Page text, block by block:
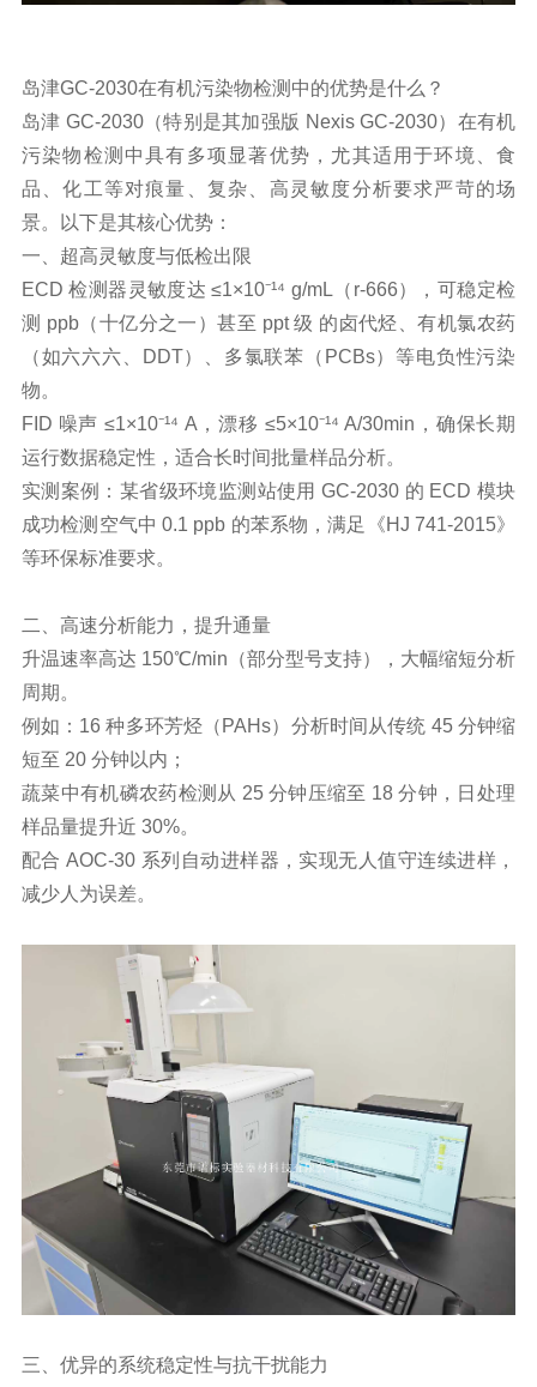
岛津GC-2030在有机污染物检测中的优势是什么？
岛津 GC-2030（特别是其加强版 Nexis GC-2030）在有机
污染物检测中具有多项显著优势，尤其适用于环境、食
品、化工等对痕量、复杂、高灵敏度分析要求严苛的场
景。以下是其核心优势：
一、超高灵敏度与低检出限
ECD 检测器灵敏度达 ≤1×10⁻¹⁴ g/mL（r-666），可稳定检
测 ppb（十亿分之一）甚至 ppt 级 的卤代烃、有机氯农药
（如六六六、DDT）、多氯联苯（PCBs）等电负性污染
物。
FID 噪声 ≤1×10⁻¹⁴ A，漂移 ≤5×10⁻¹⁴ A/30min，确保长期
运行数据稳定性，适合长时间批量样品分析。
实测案例：某省级环境监测站使用 GC-2030 的 ECD 模块
成功检测空气中 0.1 ppb 的苯系物，满足《HJ 741-2015》
等环保标准要求。
二、高速分析能力，提升通量
升温速率高达 150℃/min（部分型号支持），大幅缩短分析
周期。
例如：16 种多环芳烃（PAHs）分析时间从传统 45 分钟缩
短至 20 分钟以内；
蔬菜中有机磷农药检测从 25 分钟压缩至 18 分钟，日处理
样品量提升近 30%。
配合 AOC-30 系列自动进样器，实现无人值守连续进样，
减少人为误差。
三、优异的系统稳定性与抗干扰能力